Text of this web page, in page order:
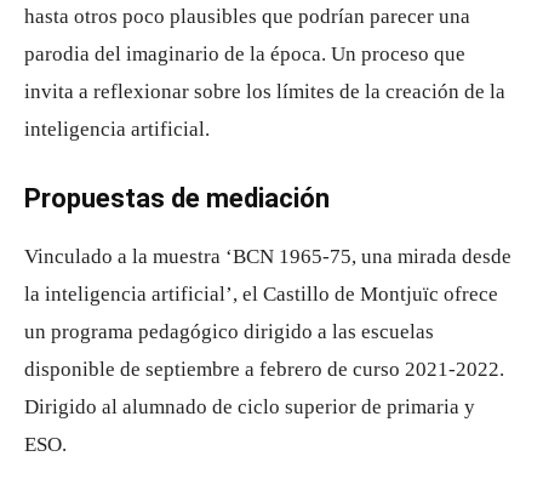
hasta otros poco plausibles que podrían parecer una
parodia del imaginario de la época. Un proceso que
invita a reflexionar sobre los límites de la creación de la
inteligencia artificial.
Propuestas de mediación
Vinculado a la muestra ‘BCN 1965-75, una mirada desde
la inteligencia artificial’, el Castillo de Montjuïc ofrece
un programa pedagógico dirigido a las escuelas
disponible de septiembre a febrero de curso 2021-2022.
Dirigido al alumnado de ciclo superior de primaria y
ESO.